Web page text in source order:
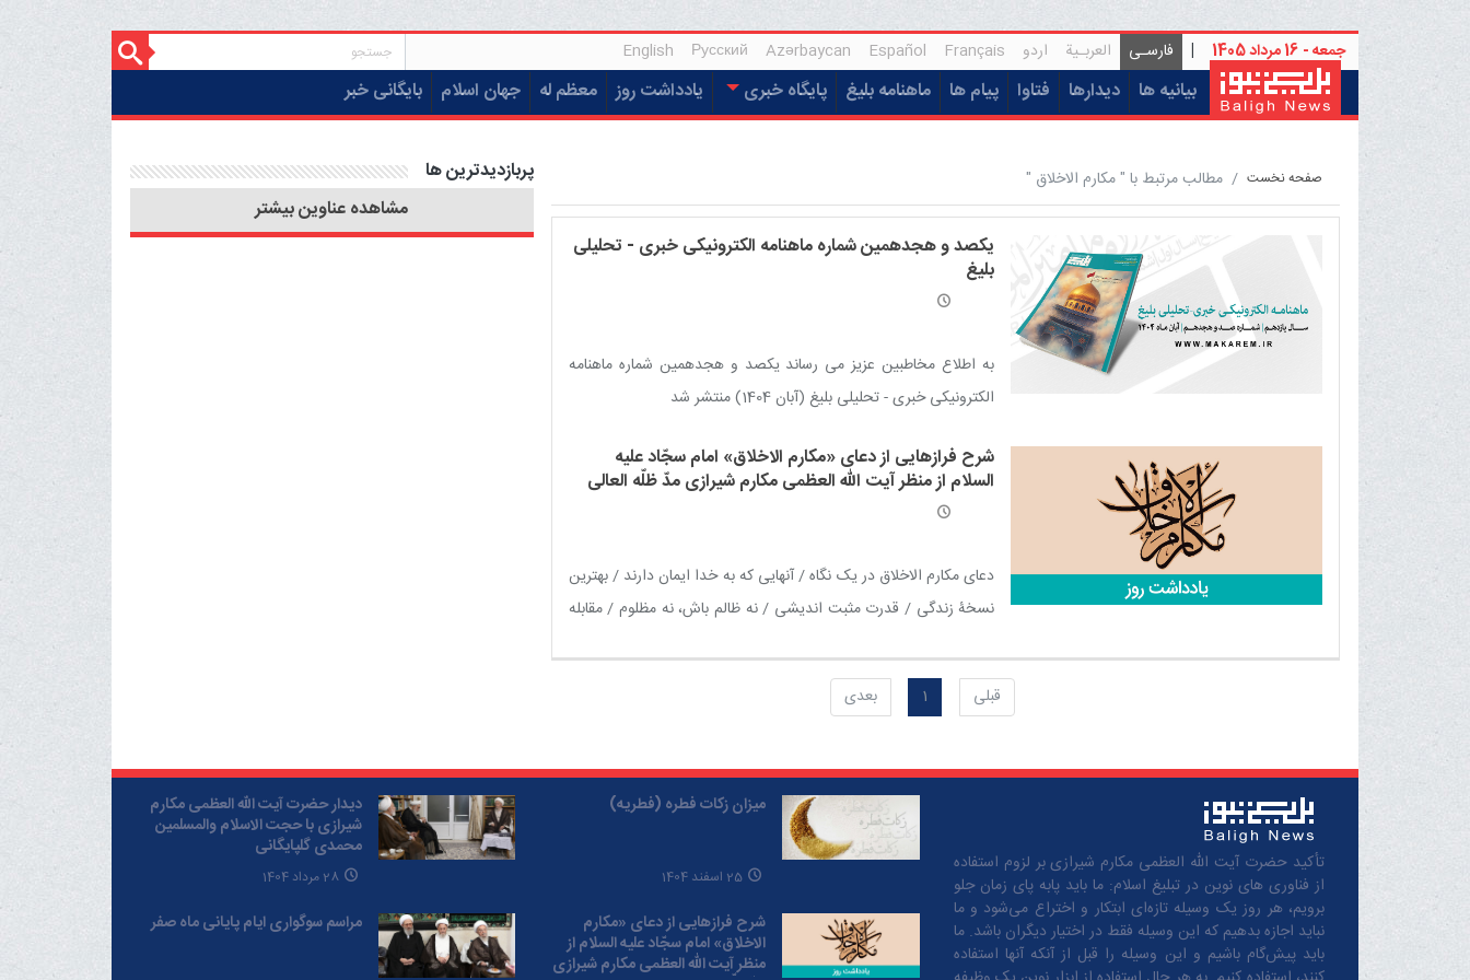
جمعه - 16 مرداد 1405 | فارسـی العربـیة اردو Français
Español
Azərbaycan
Русский
English
بیانیه ها دیدارها فتاوا پیام ها ماهنامه بلیغ پایگاه خبری یادداشت روز معظم له جهان اسلام بایگانی خبر
صفحه نخست مطالب مرتبط با " مکارم الاخلاق "
یکصد و هجدهمین شماره ماهنامه الکترونیکی خبری - تحلیلی
بلیغ
به اطلاع مخاطبین عزیز می رساند یکصد و هجدهمین شماره ماهنامه
الکترونیکی خبری - تحلیلی بلیغ (آبان 1404) منتشر شد
شرح فرازهایی از دعای «مکارم الاخلاق» امام سجّاد علیه
السلام از منظر آیت الله العظمی مکارم شیرازی مدّ ظلّه العالی
دعای مکارم الاخلاق در یک نگاه / آنهایی که به خدا ایمان دارند / بهترین
نسخۀ زندگی / قدرت مثبت اندیشی / نه ظالم باش، نه مظلوم / مقابله
فقر و آبروی از دست رفته
قبلی
1 بعدی
پربازدیدترین ها
مشاهده عناوین بیشتر
تأکید حضرت آیت الله العظمی مکارم شیرازی بر لزوم استفاده
از فناوری های نوین در تبلیغ اسلام: ما باید پابه پای زمان جلو
برویم، هر روز یک وسیله تازه‌ای ابتکار و اختراع می‌شود و ما
نباید اجازه بدهیم که این وسیله فقط در اختیار دیگران باشد. ما
باید پیش‌گام باشیم و این وسیله را قبل از آنکه آنها استفاده
میزان زکات فطره (فطریه)
25 اسفند 1404
دیدار حضرت آیت الله العظمی مکارم
شیرازی با حجت الاسلام والمسلمین
محمدی گلپایگانی
28 مرداد 1404
شرح فرازهایی از دعای «مکارم
الاخلاق» امام سجّاد علیه السلام از
منظر آیت الله العظمی مکارم شیرازی
مراسم سوگواری ایام پایانی ماه صفر